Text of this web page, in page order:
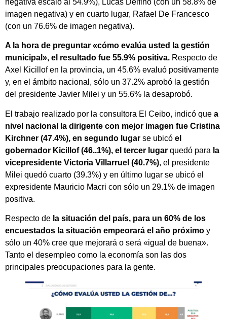
imagen negativa) y en cuarto lugar, Rafael De Francesco
(con un 76.6% de imagen negativa).
A la hora de preguntar «cómo evalúa usted la gestión
municipal», el resultado fue 55.9% positiva. Respecto de
Axel Kicillof en la provincia, un 45.6% evaluó positivamente
y, en el ámbito nacional, sólo un 37.2% aprobó la gestión
del presidente Javier Milei y un 55.6% la desaprobó.
El trabajo realizado por la consultora El Ceibo, indicó que a
nivel nacional la dirigente con mejor imagen fue Cristina
Kirchner (47.4%), en segundo lugar se ubicó el
gobernador Kicillof (46..1%), el tercer lugar quedó para la
vicepresidente Victoria Villarruel (40.7%), el presidente
Milei quedó cuarto (39.3%) y en último lugar se ubicó el
expresidente Mauricio Macri con sólo un 29.1% de imagen
positiva.
Respecto de la situación del país, para un 60% de los
encuestados la situación empeorará el año próximo y
sólo un 40% cree que mejorará o será «igual de buena».
Tanto el desempleo como la economía son las dos
principales preocupaciones para la gente.